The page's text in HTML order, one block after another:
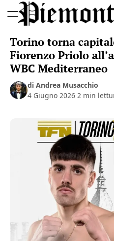
to
Sport
Torino torna
Fiorenzo Priolo
WBC Mediterraneo
di Andrea Musacchio
4 Giugno 2026 2 min